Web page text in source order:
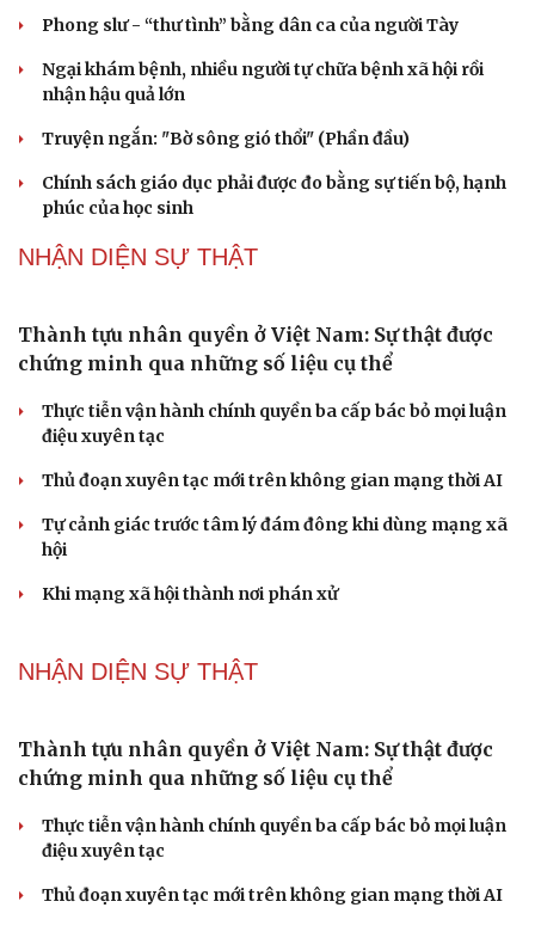
Phong slư - “thư tình” bằng dân ca của người Tày
Ngại khám bệnh, nhiều người tự chữa bệnh xã hội rồi
nhận hậu quả lớn
Truyện ngắn: "Bờ sông gió thổi" (Phần đầu)
Chính sách giáo dục phải được đo bằng sự tiến bộ, hạnh
phúc của học sinh
NHẬN DIỆN SỰ THẬT
Thành tựu nhân quyền ở Việt Nam: Sự thật được
chứng minh qua những số liệu cụ thể
Thực tiễn vận hành chính quyền ba cấp bác bỏ mọi luận
điệu xuyên tạc
Thủ đoạn xuyên tạc mới trên không gian mạng thời AI
Tự cảnh giác trước tâm lý đám đông khi dùng mạng xã
hội
Khi mạng xã hội thành nơi phán xử
NHẬN DIỆN SỰ THẬT
Thành tựu nhân quyền ở Việt Nam: Sự thật được
chứng minh qua những số liệu cụ thể
Thực tiễn vận hành chính quyền ba cấp bác bỏ mọi luận
điệu xuyên tạc
Thủ đoạn xuyên tạc mới trên không gian mạng thời AI